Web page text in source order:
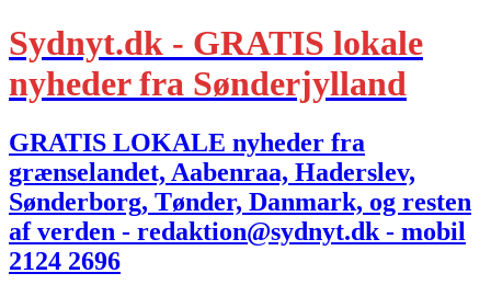
Sydnyt.dk - GRATIS lokale
nyheder fra Sønderjylland
GRATIS LOKALE nyheder fra
grænselandet, Aabenraa, Haderslev,
Sønderborg, Tønder, Danmark, og resten
af verden - redaktion@sydnyt.dk - mobil
2124 2696